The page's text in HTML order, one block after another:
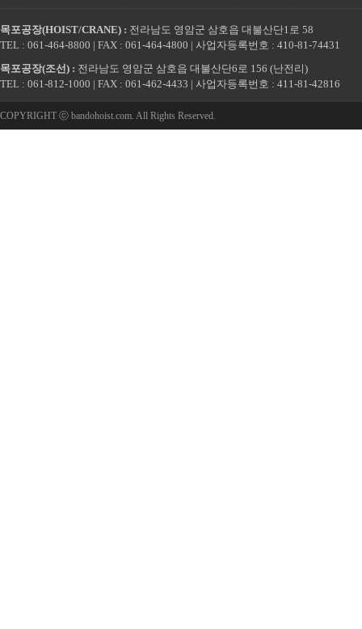
목포공장(HOIST/CRANE) : 전라남도 영암군 삼호읍 대불산단1로 58
TEL : 061-464-8800 | FAX : 061-464-4800 | 사업자등록번호 : 410-81-74431
목포공장(조선) : 전라남도 영암군 삼호읍 대불산단6로 156 (난전리)
TEL : 061-812-1000 | FAX : 061-462-4433 | 사업자등록번호 : 411-81-42816
COPYRIGHT ⓒ bandohoist.com. All Rights Reserved.